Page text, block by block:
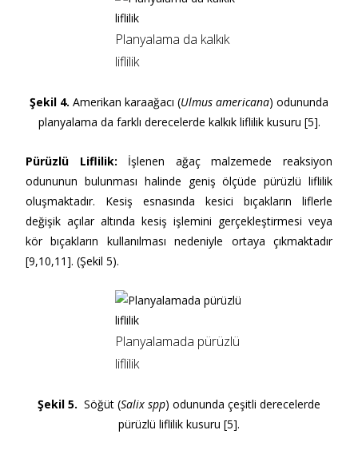
Planyalama da kalkık
liflilik
Şekil 4. Amerikan karaağacı (Ulmus americana) odununda
planyalama da farklı derecelerde kalkık liflilik kusuru [5].
Pürüzlü Liflilik: İşlenen ağaç malzemede reaksiyon
odununun bulunması halinde geniş ölçüde pürüzlü liflilik
oluşmaktadır. Kesiş esnasında kesici bıçakların liflerle
değişik açılar altında kesiş işlemini gerçekleştirmesi veya
kör bıçakların kullanılması nedeniyle ortaya çıkmaktadır
[9,10,11]. (Şekil 5).
Planyalamada pürüzlü
liflilik
Şekil 5. Söğüt (Salix spp) odununda çeşitli derecelerde
pürüzlü liflilik kusuru [5].